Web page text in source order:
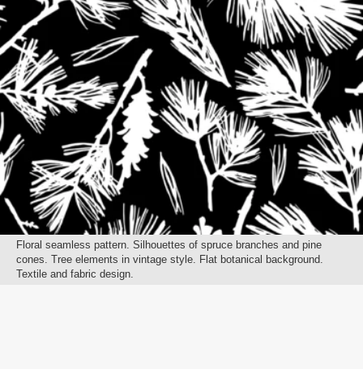
Floral seamless pattern. Silhouettes of spruce branches and pine
cones. Tree elements in vintage style. Flat botanical background.
Textile and fabric design.